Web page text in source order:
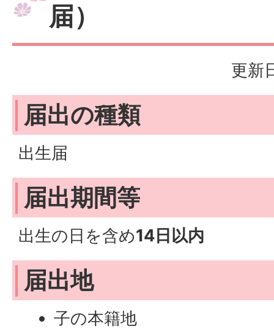
届）
更新
届出の種類
出生届
届出期間等
出生の日を含め14日以内
届出地
子の本籍地